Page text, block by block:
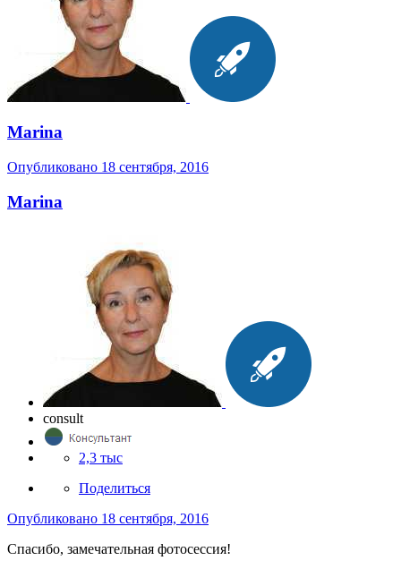
Marina
Опубликовано 18 сентября, 2016
Marina
consult
2,3 тыс
Поделиться
Опубликовано 18 сентября, 2016
Спасибо, замечательная фотосессия!